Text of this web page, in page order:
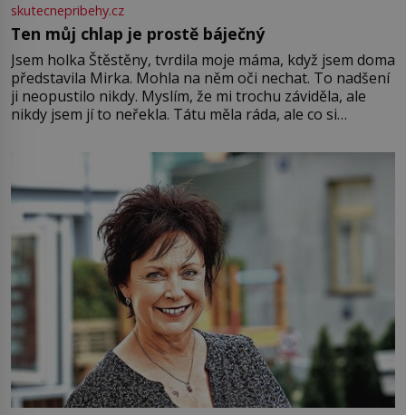
skutecnepribehy.cz
Ten můj chlap je prostě báječný
Jsem holka Štěstěny, tvrdila moje máma, když jsem doma
představila Mirka. Mohla na něm oči nechat. To nadšení
ji neopustilo nikdy. Myslím, že mi trochu záviděla, ale
nikdy jsem jí to neřekla. Tátu měla ráda, ale co si
Jsme spolu moc rádi Tehdy byla jiná doba, když